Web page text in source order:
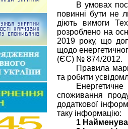
В умовах
повинні бути не
діють вимоги
розроблено на
2019 року, що
щодо
(ЄС) № 874/2012.
Правила
та робити
споживання
додаткової
таку інформацію:
1